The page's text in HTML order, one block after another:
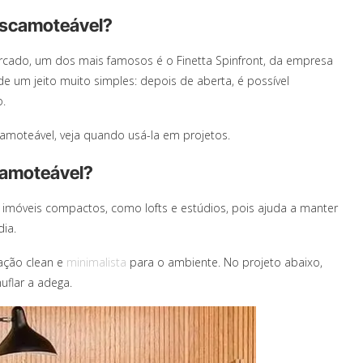
um dos mais famosos é o Finetta Spinfront, da empresa
um jeito muito simples: depois de aberta, é possível
veja quando usá-la em projetos.
compactos, como lofts e estúdios, pois ajuda a manter
clean e minimalista para o ambiente. No projeto abaixo,
a adega.